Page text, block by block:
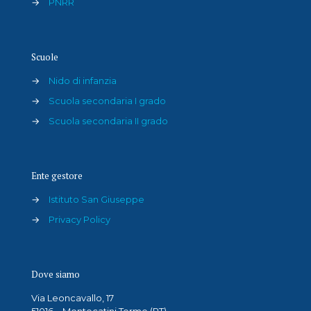
→ PNRR
Scuole
→
Nido di infanzia
→
Scuola secondaria I grado
→
Scuola secondaria II grado
Ente gestore
→
Istituto San Giuseppe
→
Privacy Policy
Dove siamo
Via Leoncavallo, 17